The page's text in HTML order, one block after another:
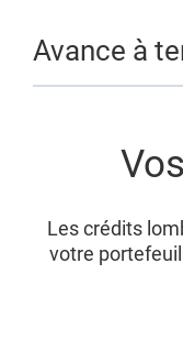
Avance à
Les crédits
votre